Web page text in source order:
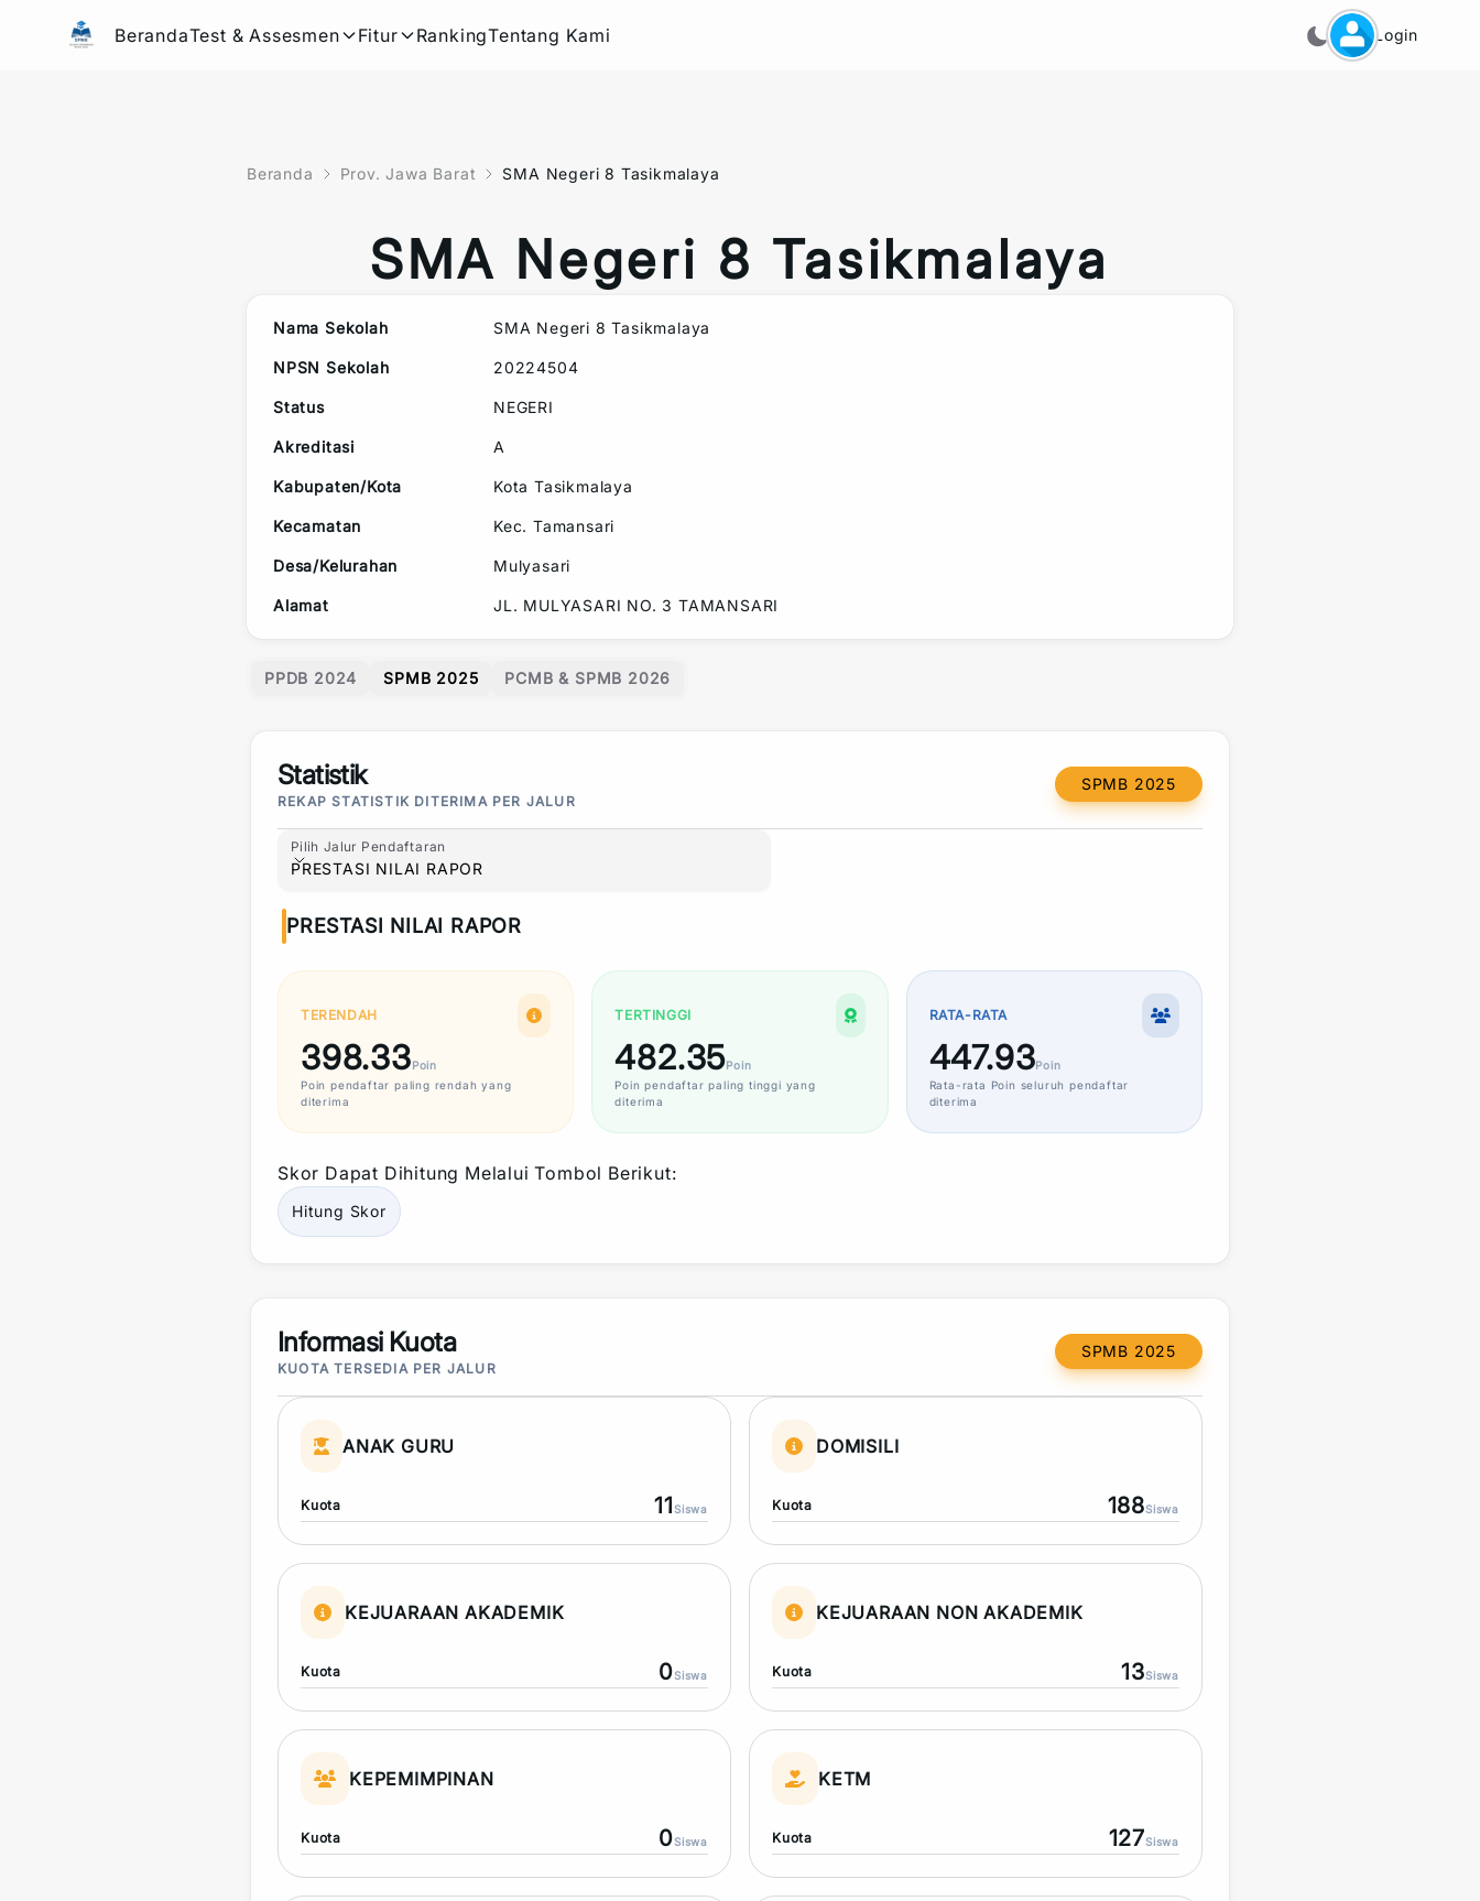
BerandaTest & Assesmen Fitur RankingTentang Kami Login
Beranda Prov. Jawa Barat SMA Negeri 8 Tasikmalaya
SMA Negeri 8 Tasikmalaya
Nama Sekolah SMA Negeri 8 Tasikmalaya
NPSN Sekolah 20224504
Status NEGERI
Akreditasi A
Kabupaten/Kota Kota Tasikmalaya
Kecamatan Kec. Tamansari
Desa/Kelurahan Mulyasari
Alamat JL. MULYASARI NO. 3 TAMANSARI
PPDB 2024 SPMB 2025 PCMB & SPMB 2026
Statistik
REKAP STATISTIK DITERIMA PER JALUR
SPMB 2025
Pilih Jalur Pendaftaran
Pilih Jalur Pendaftaran
PRESTASI NILAI RAPOR
PRESTASI NILAI RAPOR
TERENDAH
398.33Poin
Poin pendaftar paling rendah yang
diterima
TERTINGGI
482.35Poin
Poin pendaftar paling tinggi yang
diterima
RATA-RATA
447.93Poin
Rata-rata Poin seluruh pendaftar
diterima
Skor Dapat Dihitung Melalui Tombol Berikut:
Hitung Skor
Informasi Kuota
KUOTA TERSEDIA PER JALUR
SPMB 2025
ANAK GURU
Kuota 11Siswa
DOMISILI
Kuota 188Siswa
KEJUARAAN AKADEMIK
Kuota 0Siswa
KEJUARAAN NON AKADEMIK
Kuota 13Siswa
KEPEMIMPINAN
Kuota 0Siswa
KETM
Kuota 127Siswa